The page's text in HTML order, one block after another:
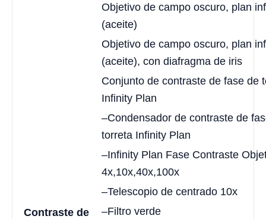
Objetivo de campo oscuro, plan
(aceite)
Objetivo de campo oscuro, plan
(aceite), con diafragma de iris
Contraste de
Conjunto de contraste de fase de
Infinity Plan
–Condensador de contraste de
torreta Infinity Plan
–Infinity Plan Fase Contraste
4x,10x,40x,100x
–Telescopio de centrado 10x
–Filtro verde